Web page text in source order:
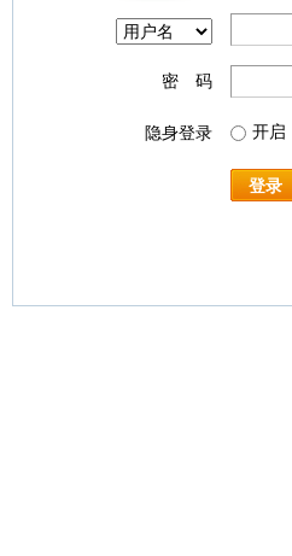
密 码
隐身登录 开启
登录